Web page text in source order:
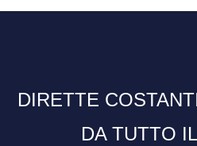
DIRETTE
DA TUTTO